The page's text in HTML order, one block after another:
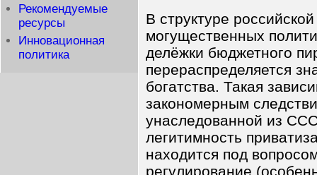
Рекомендуемые
ресурсы
Инновационная
политика
В структуре
могущественных
делёжки бюджетного
перераспределяется
богатства. Такая
закономерным
унаследованной из
легитимность
находится под
регулирование